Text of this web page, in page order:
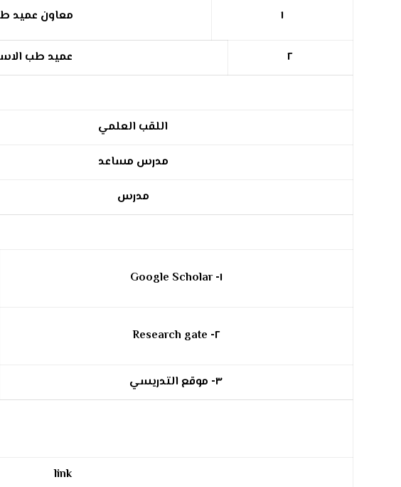
١ معاون عميد
٢
عميد طب
اللقب العلمي
مدرس مساعد
مدرس
١- Google Scholar
٢-
٣- موقع التدريسي
link